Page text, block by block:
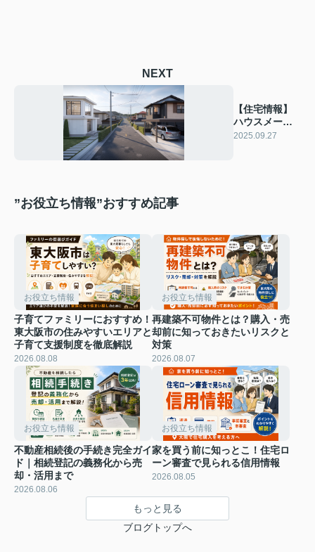
NEXT
【住宅情報】
ハウスメーカ
ーと工務店の
2025.09.27
”お役立ち情報”おすすめ記事
お役立ち情報
子育てファミリーにおすすめ！
東大阪市の住みやすいエリアと
子育て支援制度を徹底解説
2026.08.08
お役立ち情報
再建築不可物件とは？購入・売
却前に知っておきたいリスクと
対策
2026.08.07
お役立ち情報
不動産相続後の手続き完全ガイ
ド｜相続登記の義務化から売
却・活用まで
2026.08.06
お役立ち情報
家を買う前に知っとこ！住宅ロ
ーン審査で見られる信用情報
2026.08.05
もっと見る
ブログトップへ